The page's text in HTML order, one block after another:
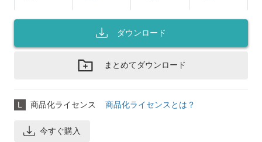
ダウンロード
まとめてダウンロード
L 商品化ライセンス 商品化ライセンスとは？
今すぐ購入